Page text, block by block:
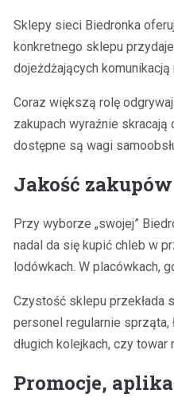
Sklepy sieci Biedronka
konkretnego sklepu
dojeżdżających
Coraz większą rolę
zakupach wyraźnie
dostępne są wagi
Jakość
Przy wyborze „swojej”
nadal da się kupić chleb w
lodówkach. W placówkach,
Czystość sklepu przekłada
personel regularnie sprząta,
długich kolejkach, czy
Promocje,